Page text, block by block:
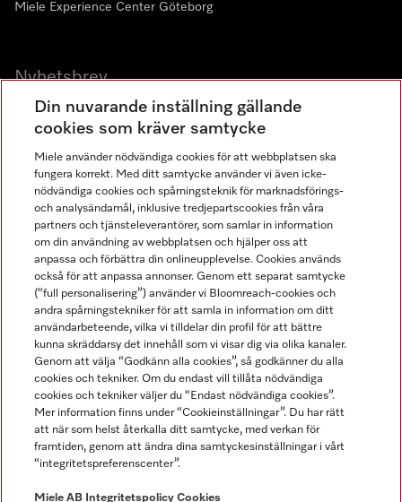
Miele Experience Center Göteborg
Nyhetsbrev
Gå med i vår gemenskap
Miele AB
Allmänna villkor
Användarvillkor
Miele tillgänglighetsförklaring
Lagen om digitala tjänster
Miele på LinkedIn
Miele på Facebook
Miele på Instagram
Miele på Youtube
Din nuvarande inställning gällande
cookies som kräver samtycke
Miele använder nödvändiga cookies för att webbplatsen ska
fungera korrekt. Med ditt samtycke använder vi även icke-
nödvändiga cookies och spårningsteknik för marknadsförings-
och analysändamål, inklusive tredjepartscookies från våra
partners och tjänsteleverantörer, som samlar in information
om din användning av webbplatsen och hjälper oss att
anpassa och förbättra din onlineupplevelse. Cookies används
också för att anpassa annonser. Genom ett separat samtycke
(“full personalisering”) använder vi Bloomreach-cookies och
andra spårningstekniker för att samla in information om ditt
användarbeteende, vilka vi tilldelar din profil för att bättre
kunna skräddarsy det innehåll som vi visar dig via olika kanaler.
Genom att välja “Godkänn alla cookies”, så godkänner du alla
cookies och tekniker. Om du endast vill tillåta nödvändiga
cookies och tekniker väljer du “Endast nödvändiga cookies”.
Mer information finns under “Cookieinställningar”. Du har rätt
att när som helst återkalla ditt samtycke, med verkan för
framtiden, genom att ändra dina samtyckesinställningar i vårt
“integritetspreferenscenter”.
Miele AB Integritetspolicy Cookies